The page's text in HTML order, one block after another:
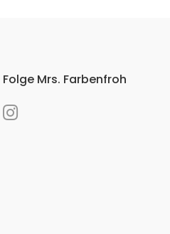
Folge Mrs. Farbenfroh